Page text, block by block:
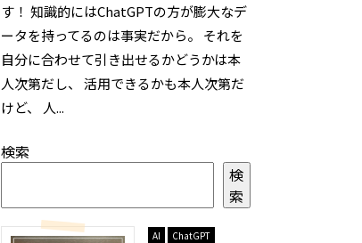
す！ 知識的にはChatGPTの方が膨大なデ
ータを持ってるのは事実だから。 それを
自分に合わせて引き出せるかどうかは本
人次第だし、 活用できるかも本人次第だ
けど、 人...
検索
検
索
AI ChatGPT